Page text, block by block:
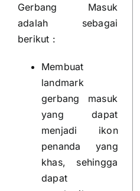
Gerbang Masuk
adalah sebagai
berikut :
Membuat
landmark
gerbang masuk
yang dapat
menjadi ikon
penanda yang
khas, sehingga
dapat